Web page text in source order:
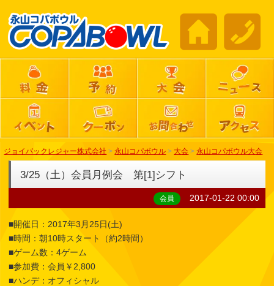
ジョイパックレジャー株式会社 > 永山コパボウル > 大会 > 永山コパボウル大会
3/25（土）会員月例会 第[1]シフト
会員 2017-01-22 00:00
■開催日：2017年3月25日(土)
■時間：朝10時スタート（約2時間）
■ゲーム数：4ゲーム
■参加費：会員￥2,800
■ハンデ：オフィシャル